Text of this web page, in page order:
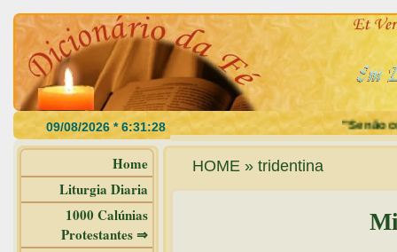
"Se não
Home
Liturgia Diaria
1000 Calúnias
Protestantes ⇒
HOME » tridentina